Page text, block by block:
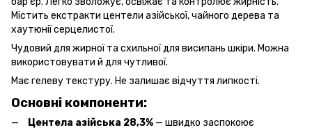
Містить екстракти центели азійської, чайного дерева та
хаутюнії серцелистої.
Чудовий для жирної та схильної для висипань шкіри. Можна
використовувати й для чутливої.
Має гелеву текстуру. Не залишає відчуття липкості.
Основні компоненти:
Центела азійська 28,3% — швидко заспокоює